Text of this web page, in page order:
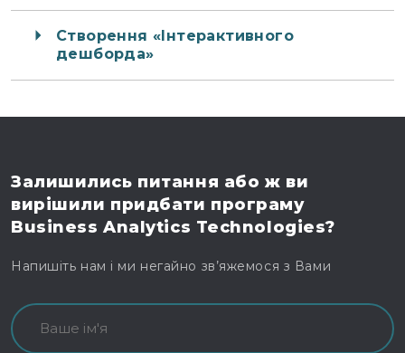
Створення «Інтерактивного
дешборда»
Залишились питання або ж ви
вирішили придбати програму
Business Analytics Technologies?
Напишіть нам і ми негайно зв’яжемося з Вами